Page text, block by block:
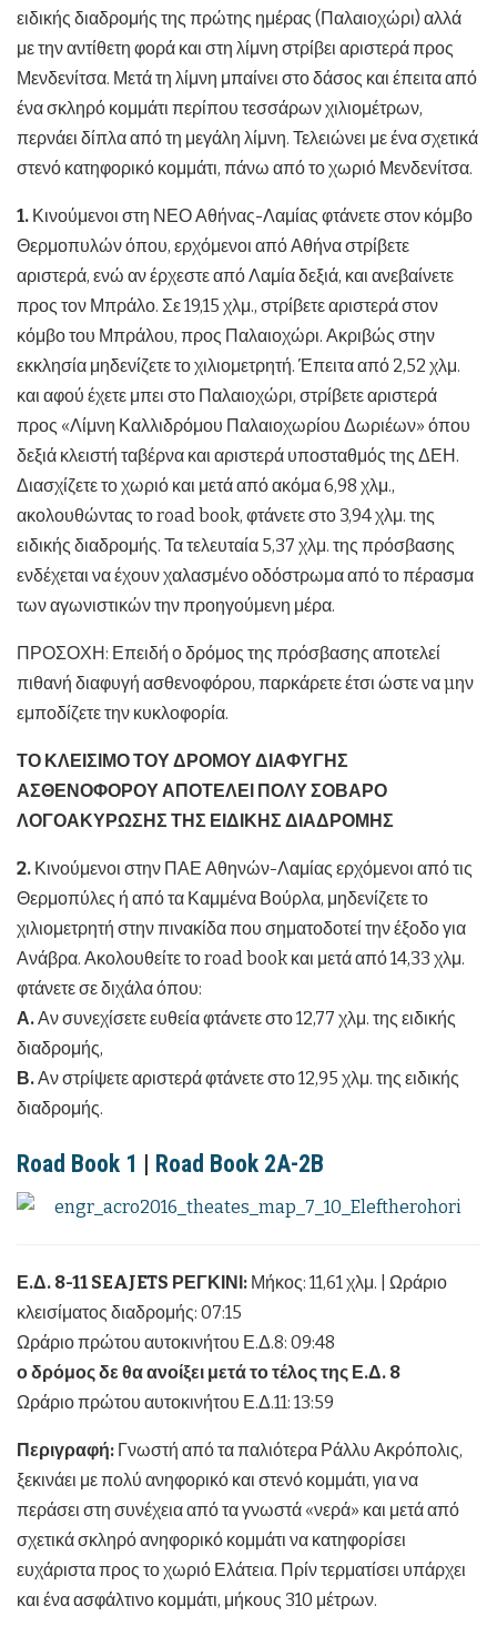
ειδικής διαδρομής της πρώτης ημέρας (Παλαιοχώρι) αλλά
με την αντίθετη φορά και στη λίμνη στρίβει αριστερά προς
Μενδενίτσα. Μετά τη λίμνη μπαίνει στο δάσος και έπειτα από
ένα σκληρό κομμάτι περίπου τεσσάρων χιλιομέτρων,
περνάει δίπλα από τη μεγάλη λίμνη. Τελειώνει με ένα σχετικά
στενό κατηφορικό κομμάτι, πάνω από το χωριό Μενδενίτσα.
1. Κινούμενοι στη ΝΕΟ Αθήνας-Λαμίας φτάνετε στον κόμβο
Θερμοπυλών όπου, ερχόμενοι από Αθήνα στρίβετε
αριστερά, ενώ αν έρχεστε από Λαμία δεξιά, και ανεβαίνετε
προς τον Μπράλο. Σε 19,15 χλμ., στρίβετε αριστερά στον
κόμβο του Μπράλου, προς Παλαιοχώρι. Ακριβώς στην
εκκλησία μηδενίζετε το χιλιομετρητή. Έπειτα από 2,52 χλμ.
και αφού έχετε μπει στο Παλαιοχώρι, στρίβετε αριστερά
προς «Λίμνη Καλλιδρόμου Παλαιοχωρίου Δωριέων» όπου
δεξιά κλειστή ταβέρνα και αριστερά υποσταθμός της ΔΕΗ.
Διασχίζετε το χωριό και μετά από ακόμα 6,98 χλμ.,
ακολουθώντας το road book, φτάνετε στο 3,94 χλμ. της
ειδικής διαδρομής. Τα τελευταία 5,37 χλμ. της πρόσβασης
ενδέχεται να έχουν χαλασμένο οδόστρωμα από το πέρασμα
των αγωνιστικών την προηγούμενη μέρα.
ΠΡΟΣΟΧΗ: Επειδή ο δρόμος της πρόσβασης αποτελεί
πιθανή διαφυγή ασθενοφόρου, παρκάρετε έτσι ώστε να µην
εμποδίζετε την κυκλοφορία.
ΤΟ ΚΛΕΙΣΙΜΟ ΤΟΥ ΔΡΟΜΟΥ ΔΙΑΦΥΓΗΣ
ΑΣΘΕΝΟΦΟΡΟΥ ΑΠΟΤΕΛΕΙ ΠΟΛΥ ΣΟΒΑΡΟ
ΛΟΓΟΑΚΥΡΩΣΗΣ ΤΗΣ ΕΙΔΙΚΗΣ ΔΙΑΔΡΟΜΗΣ
2. Κινούμενοι στην ΠΑΕ Αθηνών-Λαμίας ερχόμενοι από τις
Θερμοπύλες ή από τα Καμμένα Βούρλα, μηδενίζετε το
χιλιομετρητή στην πινακίδα που σηματοδοτεί την έξοδο για
Ανάβρα. Ακολουθείτε το road book και μετά από 14,33 χλμ.
φτάνετε σε διχάλα όπου:
Α.Αν συνεχίσετε ευθεία φτάνετε στο 12,77 χλμ. της ειδικής
διαδρομής,
Β.Αν στρίψετε αριστερά φτάνετε στο 12,95 χλμ. της ειδικής
διαδρομής.
Road Book 1 | Road Book 2A-2B
Ε.Δ. 8-11 SEAJETS ΡΕΓΚΙΝΙ: Μήκος: 11,61 χλμ. | Ωράριο
κλεισίματος διαδρομής: 07:15
Ωράριο πρώτου αυτοκινήτου Ε.Δ.8: 09:48
ο δρόμος δε θα ανοίξει μετά το τέλος της Ε.Δ. 8
Ωράριο πρώτου αυτοκινήτου Ε.Δ.11: 13:59
Περιγραφή: Γνωστή από τα παλιότερα Ράλλυ Ακρόπολις,
ξεκινάει με πολύ ανηφορικό και στενό κομμάτι, για να
περάσει στη συνέχεια από τα γνωστά «νερά» και μετά από
σχετικά σκληρό ανηφορικό κομμάτι να κατηφορίσει
ευχάριστα προς το χωριό Ελάτεια. Πρίν τερματίσει υπάρχει
και ένα ασφάλτινο κομμάτι, μήκους 310 μέτρων.